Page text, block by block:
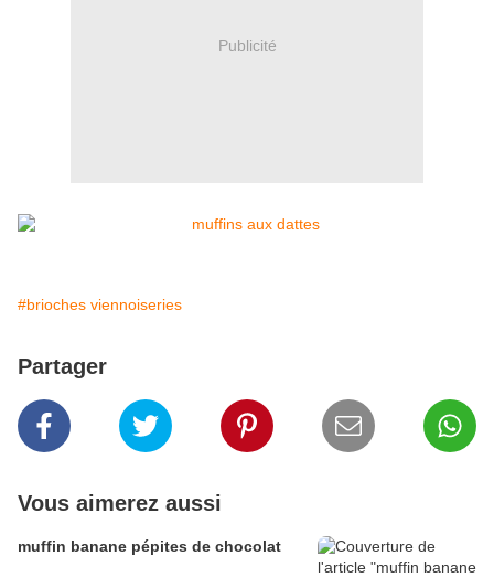
Publicité
#brioches viennoiseries
Partager
Vous aimerez aussi
muffin banane pépites de chocolat